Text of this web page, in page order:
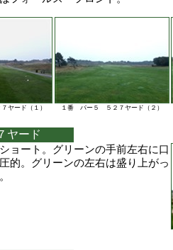
１番 パー５ ５２７ヤード（２）
ヤード（１）
ード
ョート。グリーンの手前左右に口
的。グリーンの左右は盛り上がっ